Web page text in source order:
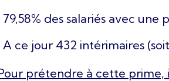
79,58% des salariés avec
A ce jour 432 intérimaires
prétendre à cette prime,